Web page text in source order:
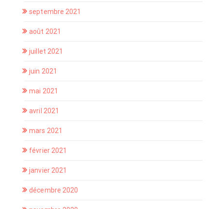
septembre 2021
août 2021
juillet 2021
juin 2021
mai 2021
avril 2021
mars 2021
février 2021
janvier 2021
décembre 2020